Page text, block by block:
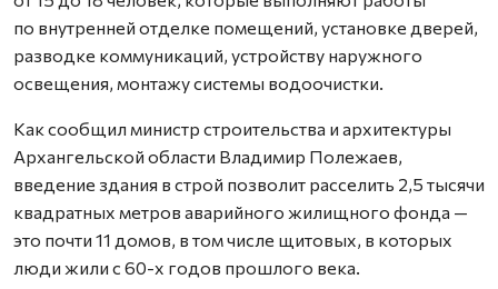
по внутренней отделке помещений, установке дверей,
разводке коммуникаций, устройству наружного
освещения, монтажу системы водоочистки.
Как сообщил министр строительства и архитектуры
Архангельской области Владимир Полежаев,
введение здания в строй позволит расселить 2,5 тысячи
квадратных метров аварийного жилищного фонда —
это почти 11 домов, в том числе щитовых, в которых
люди жили с 60-х годов прошлого века.